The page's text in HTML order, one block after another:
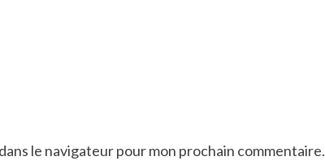
le navigateur pour mon prochain commentaire.